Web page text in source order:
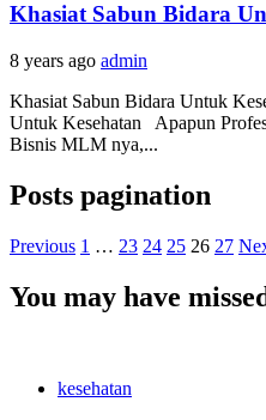
Khasiat Sabun Bidara
8 years ago admin
Khasiat Sabun Bidara Untuk
Untuk Kesehatan Apapun
Bisnis MLM nya,...
Posts pagination
Previous 1 … 23 24 25 26 27
You may have
kesehatan